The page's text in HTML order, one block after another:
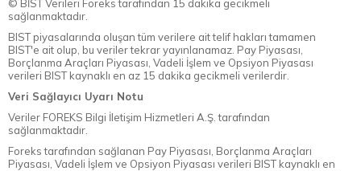
© BİST Verileri Foreks tarafından 15 dakika gecikmeli
sağlanmaktadır.
BIST piyasalarında oluşan tüm verilere ait telif hakları tamamen
BIST'e ait olup, bu veriler tekrar yayınlanamaz. Pay Piyasası,
Borçlanma Araçları Piyasası, Vadeli İşlem ve Opsiyon Piyasası
verileri BIST kaynaklı en az 15 dakika gecikmeli verilerdir.
Veri Sağlayıcı Uyarı Notu
Veriler FOREKS Bilgi İletişim Hizmetleri A.Ş. tarafından
sağlanmaktadır.
Foreks tarafından sağlanan Pay Piyasası, Borçlanma Araçları
Piyasası, Vadeli İşlem ve Opsiyon Piyasası verileri BIST kaynaklı en